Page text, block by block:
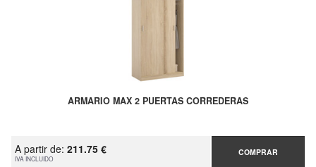
ARMARIO MAX 2 PUERTAS CORREDERAS
A partir de: 211.75 €
IVA INCLUIDO
COMPRAR